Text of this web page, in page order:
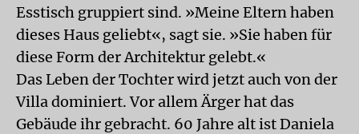
Esstisch gruppiert sind. »Meine Eltern haben
dieses Haus geliebt«, sagt sie. »Sie haben für
diese Form der Architektur gelebt.«
Das Leben der Tochter wird jetzt auch von der
Villa dominiert. Vor allem Ärger hat das
Gebäude ihr gebracht. 60 Jahre alt ist Daniela